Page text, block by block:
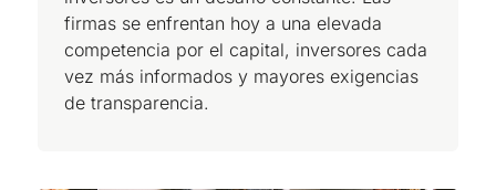
firmas se enfrentan hoy a una elevada
competencia por el capital, inversores cada
vez más informados y mayores exigencias
de transparencia.